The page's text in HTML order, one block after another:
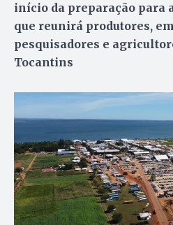
início da preparação para
que reunirá produtores,
pesquisadores e
Tocantins